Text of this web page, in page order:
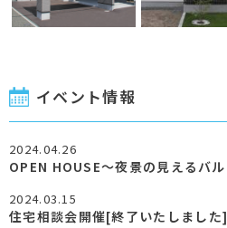
イベント情報
2024.04.26
2024.03.15
住宅相談会開催[終了いたしました]